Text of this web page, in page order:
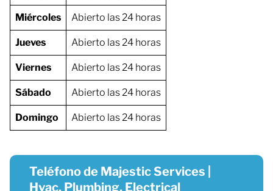
Miércoles Abierto las 24 horas
Jueves Abierto las 24 horas
Viernes Abierto las 24 horas
Sábado Abierto las 24 horas
Domingo Abierto las 24 horas
Teléfono de Majestic Services |
Hvac, Plumbing, Electrical